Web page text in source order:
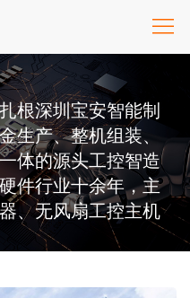
根深圳宝安智能制
生产、整机组装、
体的源头工控智造
件行业十余年，主
、无风扇工控主机